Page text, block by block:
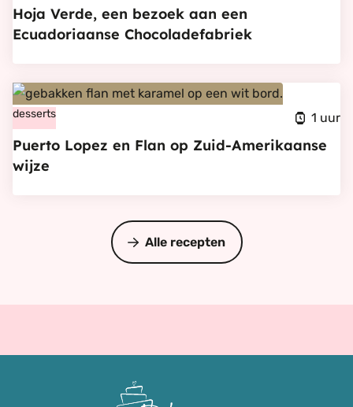
Verde,
een
aan
een
Chocoladefabriek
Hoja Verde, een bezoek aan een
Ecuadoriaanse Chocoladefabriek
Bekijk
Puerto
Lopez
en
desserts 1 uur
Puerto Lopez en Flan op Zuid-Amerikaanse
wijze
Alle recepten